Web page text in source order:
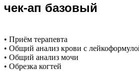
чек-ап базовый
• Приём терапевта
• Общий анализ крови с
• Общий анализ мочи
• Обрезка когтей